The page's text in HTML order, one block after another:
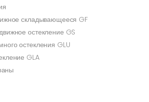
складывающееся GF
остекление GS
остекления GLU
GLA